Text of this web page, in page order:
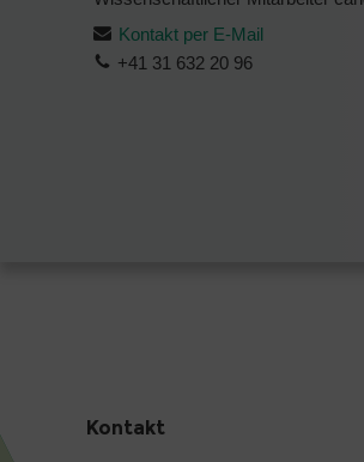
Kontakt per E-Mail
+41 31 632 20 96
Kontakt